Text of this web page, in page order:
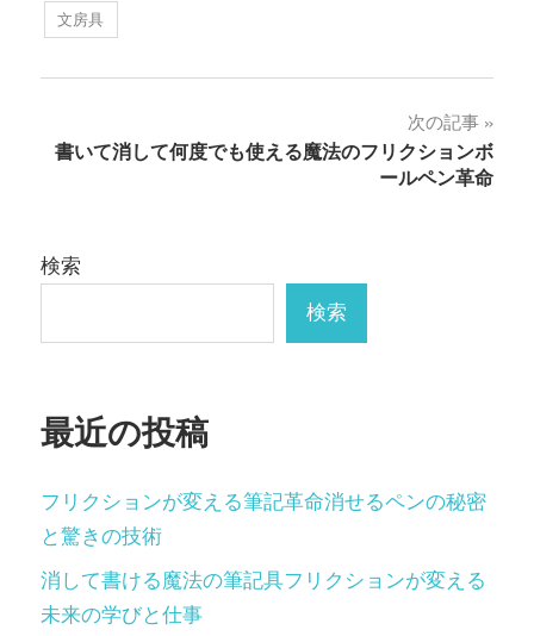
文房具
投
稿
ビ
シ
ョ
ン
次の記事
書いて消して何度でも使える魔法のフリクションボ
ールペン革命
検索
検索
最近の投稿
フリクションが変える筆記革命消せるペンの秘密
と驚きの技術
消して書ける魔法の筆記具フリクションが変える
未来の学びと仕事